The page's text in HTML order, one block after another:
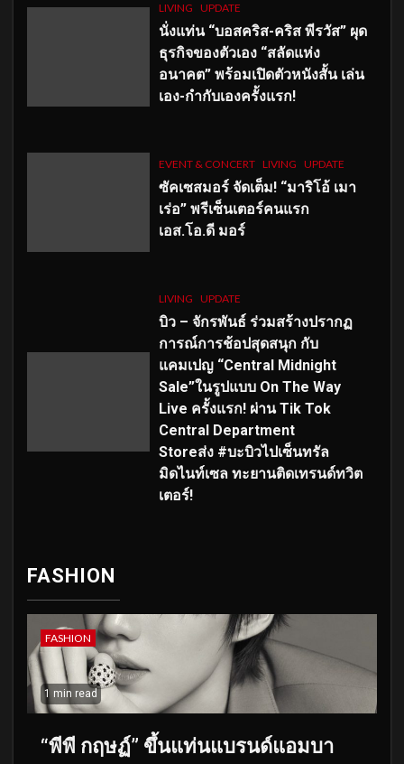
LIVING UPDATE
นั่งแท่น “บอสคริส-คริส พีรวัส” ผุด
ธุรกิจของตัวเอง “สลัดแห่ง
อนาคต” พร้อมเปิดตัวหนังสั้น เล่น
เอง-กำกับเองครั้งแรก!
EVENT & CONCERT LIVING UPDATE
ซัคเซสมอร์ จัดเต็ม! “มาริโอ้ เมา
เร่อ” พรีเซ็นเตอร์คนแรก
เอส.โอ.ดี มอร์
LIVING UPDATE
บิว – จักรพันธ์ ร่วมสร้างปรากฏ
การณ์การช้อปสุดสนุก กับ
แคมเปญ “Central Midnight
Sale”ในรูปแบบ On The Way
Live ครั้งแรก! ผ่าน Tik Tok
Central Department
Storeส่ง #บะบิวไปเซ็นทรัล
มิดไนท์เซล ทะยานติดเทรนด์ทวิต
เตอร์!
FASHION
FASHION
1 min read
“พีพี กฤษฏ์” ขึ้นแท่นแบรนด์แอมบา